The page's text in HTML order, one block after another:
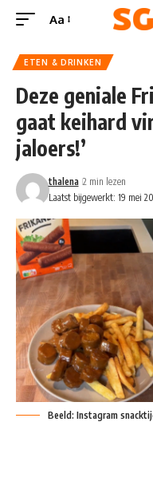
Aa
ETEN & DRINKEN
Deze geniale
gaat keihard
jaloers!’
Laatst bijgewerkt: 19 mei
thalena 2 min lezen
Beeld: Instagram